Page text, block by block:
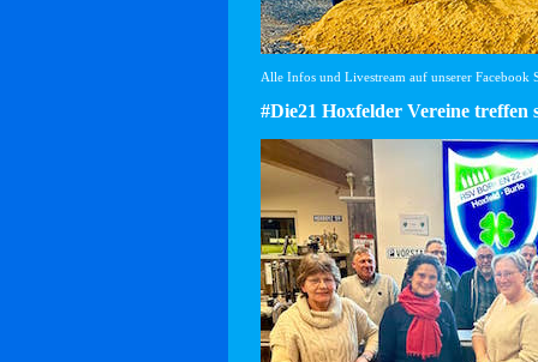
Alle Infos und Livestream auf unserer Facebook
#Die21 Hoxfelder Vereine treffen